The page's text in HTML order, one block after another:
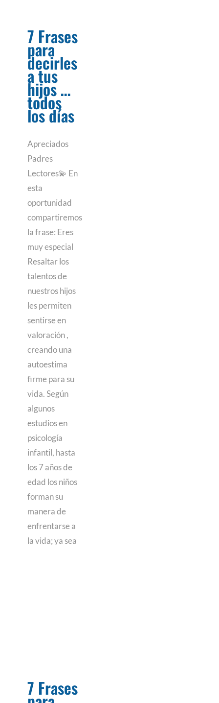
7 Frases
para
decirles
a tus
hijos …
todos
los días
Apreciados
Padres
Lectores💫 En
esta
oportunidad
compartiremos
la frase: Eres
muy especial
Resaltar los
talentos de
nuestros hijos
les permiten
sentirse en
valoración ,
creando una
autoestima
firme para su
vida. Según
algunos
estudios en
psicología
infantil, hasta
los 7 años de
edad los niños
forman su
manera de
enfrentarse a
la vida; ya sea
7 Frases